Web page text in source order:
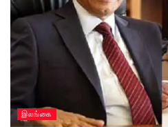
இலங்கை